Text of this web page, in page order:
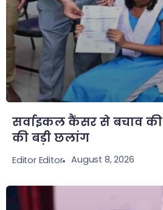
सर्वाइकल कैंसर से बचाव की
की बड़ी छलांग
Editor Editor August 8, 2026